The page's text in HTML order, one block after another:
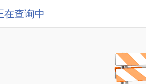
在查询中